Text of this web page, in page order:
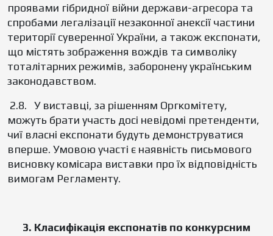
проявами гібридної війни держави-агресора та
спробами легалізації незаконної анексії частини
території суверенної України, а також експонати,
що містять зображення вождів та символіку
тоталітарних режимів, заборонену українським
законодавством.
2.8. У виставці, за рішенням Оргкомітету,
можуть брати участь досі невідомі претенденти,
чиї власні експонати будуть демонструватися
вперше. Умовою участі є наявність письмового
висновку комісара виставки про їх відповідність
вимогам Регламенту.
3. Класифікація експонатів по конкурсним